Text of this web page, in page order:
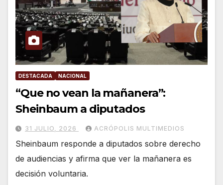
DESTACADA NACIONAL
“Que no vean la mañanera”:
Sheinbaum a diputados
31 JULIO, 2026 ACRÓPOLIS MULTIMEDIOS
Sheinbaum responde a diputados sobre derecho
de audiencias y afirma que ver la mañanera es
decisión voluntaria.